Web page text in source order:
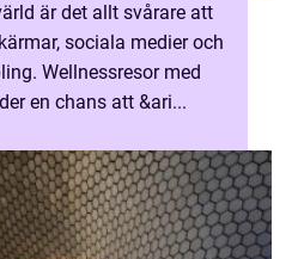
är det allt svårare att
sociala medier och
Wellnessresor med
en chans att &ari...